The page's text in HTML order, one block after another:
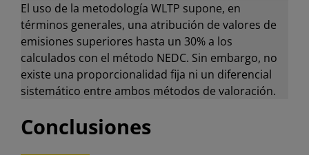
El uso de la metodología WLTP supone, en
términos generales, una atribución de valores de
emisiones superiores hasta un 30% a los
calculados con el método NEDC. Sin embargo, no
existe una proporcionalidad fija ni un diferencial
sistemático entre ambos métodos de valoración.
Conclusiones